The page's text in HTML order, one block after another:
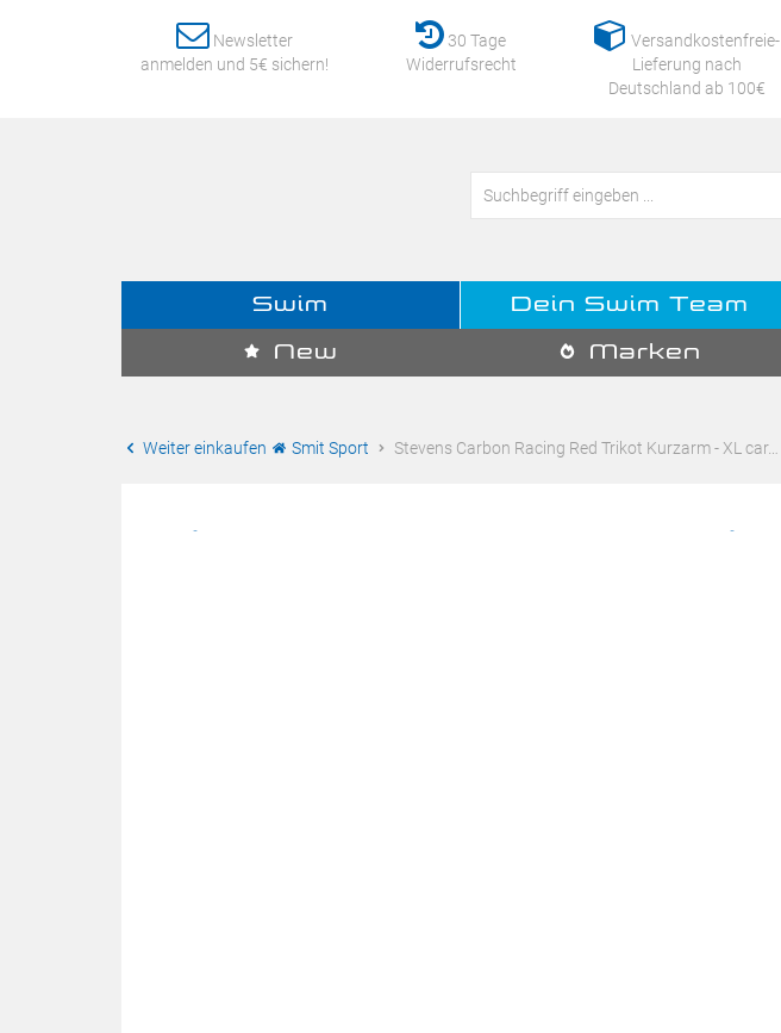
Newsletter
anmelden und 5€ sichern!
30 Tage
Widerrufsrecht
Versandkostenfreie-
Lieferung nach
Deutschland ab 100€
Swim Dein Swim Team
New Marken
Weiter einkaufen Smit Sport Stevens Carbon Racing Red Trikot Kurzarm - XL car…